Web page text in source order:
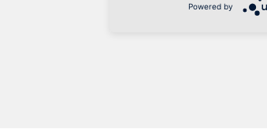
Powered by